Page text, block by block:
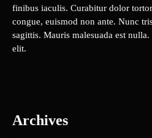
finibus iaculis. Curabitur dolor
congue, euismod non ante. Nunc
sagittis. Mauris malesuada est
elit.
Archives